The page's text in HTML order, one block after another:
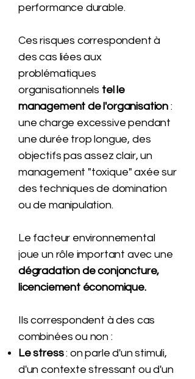
performance durable.
Ces risques correspondent à
des cas liées aux
problématiques
organisationnels tel le
management de l'organisation:
une charge excessive pendant
une durée trop longue, des
objectifs pas assez clair, un
management "toxique" axée sur
des techniques de domination
ou de manipulation.
Le facteur environnemental
joue un rôle important avec une
dégradation de conjoncture,
licenciement économique.
Ils correspondent à des cas
combinées ou non :
Le stress: on parle d'un stimuli,
d'un contexte stressant ou d'un